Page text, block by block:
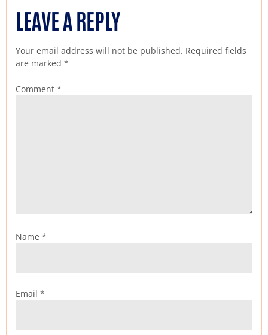
LEAVE A REPLY
Your email address will not be published. Required fields
are marked *
Comment *
Name *
Email *